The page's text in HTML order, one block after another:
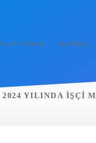
Gizlilik Politikası Yasal Uyarı
2024 YILINDA IŞÇI